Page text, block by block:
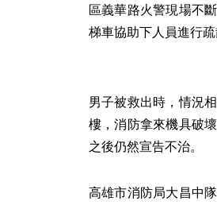
區義華路火警現場不
梯車協助下人員進行
男子被救出時，情況
樓，消防拿來機具破
之後仍然宣告不治。
高雄市消防局大昌中